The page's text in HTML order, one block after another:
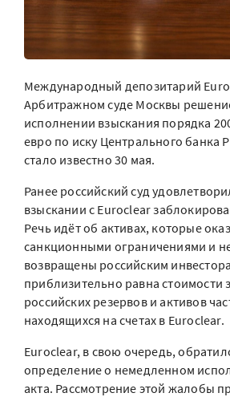
Международный депозитарий
Арбитражном суде Москвы
исполнении взыскания порядка
евро по иску Центрального банка
стало известно 30 мая.
Ранее российский суд
взыскании с Euroclear
Речь идёт об активах, которые
санкционными ограничениями и
возвращены российским
приблизительно равна
российских резервов и активов
находящихся на счетах в Euroclear.
Euroclear, в свою очередь,
определение о немедленном
акта. Рассмотрение этой жалобы